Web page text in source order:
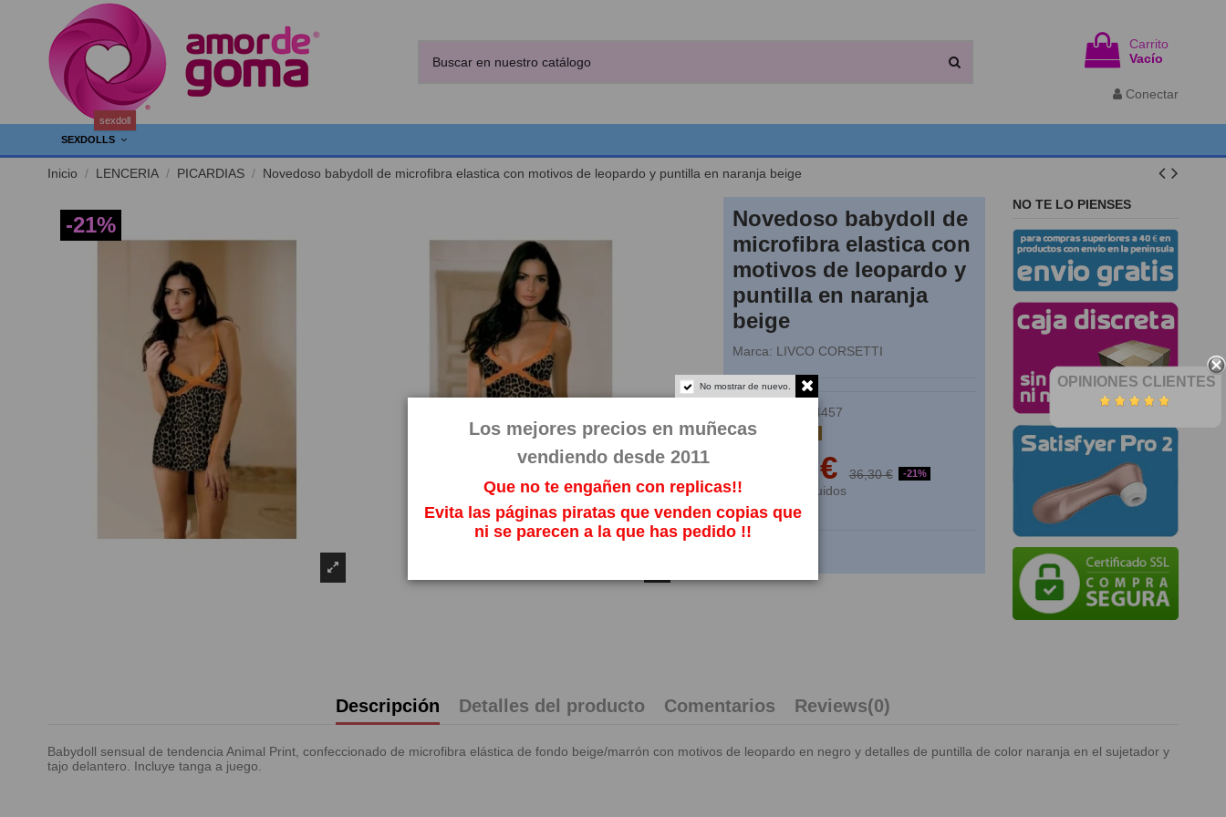
Carrito
Vacío
Conectar
SEXDOLLS
sexdoll
Inicio LENCERIA PICARDIAS Novedoso babydoll de microfibra elastica con motivos de leopardo y puntilla en naranja beige
-21%
Novedoso babydoll de
microfibra elastica con
motivos de leopardo y
puntilla en naranja
beige
Marca: LIVCO CORSETTI
274457
Fuera de stock
28,68 € 36,30 € -21%
Impuestos incluidos
NO TE LO PIENSES
Descripción Detalles del producto Comentarios Reviews(0)
Babydoll sensual de tendencia Animal Print, confeccionado de microfibra elástica de fondo beige/marrón con motivos de leopardo en negro y detalles de puntilla de color naranja en el sujetador y
tajo delantero. Incluye tanga a juego.
OPINIONES CLIENTES
No mostrar de nuevo.
Los mejores precios en muñecas
vendiendo desde 2011
Que no te engañen con replicas!!
Evita las páginas piratas que venden copias que
ni se parecen a la que has pedido !!